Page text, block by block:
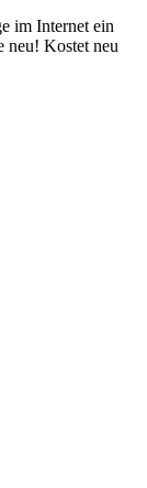
im Internet ein
neu! Kostet neu